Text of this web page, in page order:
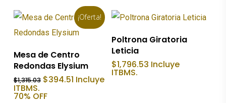
¡Oferta!
Añadir Al Carrito
Mesa de Centro
Redondas Elysium
$1,315.03 El
original
$394.51El
precio
Incluye
ITBMS.
70% OFF
Añadir Al Carrito
Poltrona Giratoria
Leticia
$1,796.53 Incluye
ITBMS.